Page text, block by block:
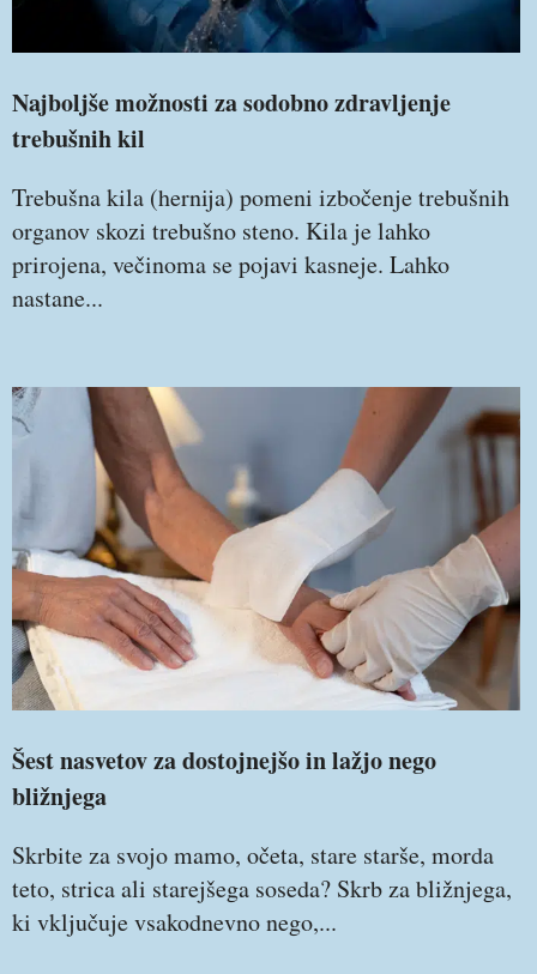
Najboljše možnosti za sodobno zdravljenje
trebušnih kil
Trebušna kila (hernija) pomeni izbočenje trebušnih
organov skozi trebušno steno. Kila je lahko
prirojena, večinoma se pojavi kasneje. Lahko
nastane...
Šest nasvetov za dostojnejšo in lažjo nego
bližnjega
Skrbite za svojo mamo, očeta, stare starše, morda
teto, strica ali starejšega soseda? Skrb za bližnjega,
ki vključuje vsakodnevno nego,...